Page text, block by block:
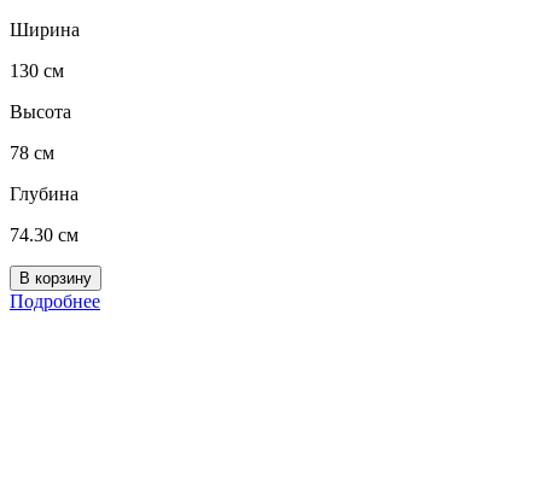
Ширина
130 см
Высота
78 см
Глубина
74.30 см
Подробнее